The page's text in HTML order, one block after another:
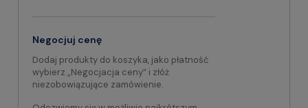
Negocjuj cenę
Dodaj produkty do koszyka, jako płatność
wybierz „Negocjacja ceny” i złóż
niezobowiązujące zamówienie.